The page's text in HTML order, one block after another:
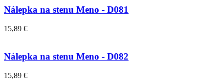
Nálepka na stenu Meno - D081
15,89 €
Nálepka na stenu Meno - D082
15,89 €